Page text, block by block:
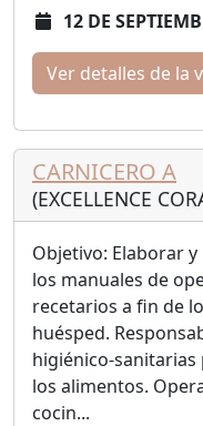
12 DE
Ver detalles de la
CARNICERO A
(EXCELLENCE
Objetivo: Elaborar
los manuales de
recetarios a fin de
huésped.
higiénico-
los alimentos.
cocin...